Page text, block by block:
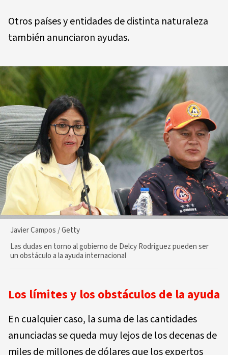
Otros países y entidades de distinta naturaleza
también anunciaron ayudas.
Javier Campos / Getty
Las dudas en torno al gobierno de Delcy Rodríguez pueden ser
un obstáculo a la ayuda internacional
Los límites y los obstáculos de la ayuda
En cualquier caso, la suma de las cantidades
anunciadas se queda muy lejos de los decenas de
miles de millones de dólares que los expertos